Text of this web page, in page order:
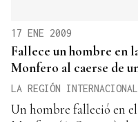
17 ENE 2009
Fallece un hombre en
Monfero al caerse de
LA REGIÓN INTERNACIONAL
Un hombre falleció en